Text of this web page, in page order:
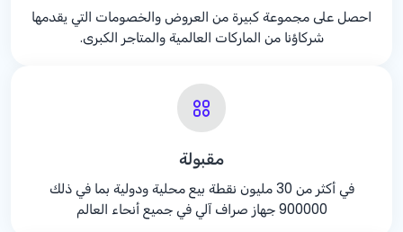
احصل على مجموعة كبيرة من العروض والخصومات التي يقدمها
شركاؤنا من الماركات العالمية والمتاجر الكبرى.
مقبولة
في أكثر من 30 مليون نقطة بيع محلية ودولية بما في ذلك
900000 جهاز صراف آلي في جميع أنحاء العالم